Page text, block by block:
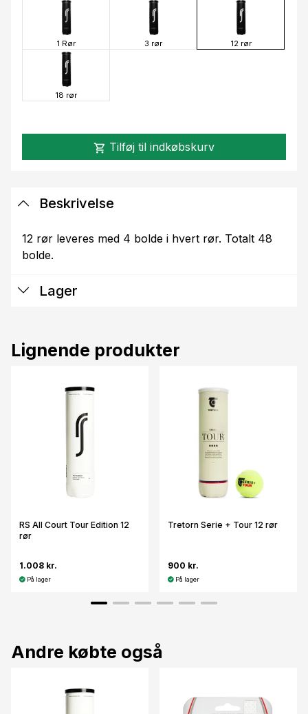
1 Rør 3 rør 12 rør
18 rør
shopping_cart Tilføj til indkøbskurv
Beskrivelse
12 rør leveres med 4 bolde i hvert rør. Totalt 48
bolde.
Lager
Lignende produkter
RS All Court Tour Edition 12
rør
1.008 kr.
På lager
Tretorn Serie + Tour 12 rør
900 kr.
På lager
Andre købte også